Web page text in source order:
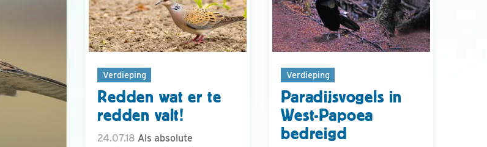
Verdieping
Redden wat er te
redden valt!
24.07.18 Als absolute
Verdieping
Paradijsvogels in
West-Papoea
bedreigd